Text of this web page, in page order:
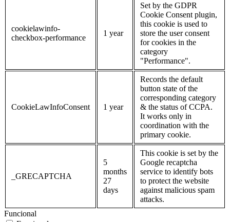
cookielawinfo-
checkbox-performance
1 year
Set by the GDPR
Cookie Consent plugin,
this cookie is used to
store the user consent
for cookies in the
category
"Performance".
CookieLawInfoConsent 1 year
Records the default
button state of the
corresponding category
& the status of CCPA.
It works only in
coordination with the
primary cookie.
_GRECAPTCHA
5
months
27
days
This cookie is set by the
Google recaptcha
service to identify bots
to protect the website
against malicious spam
attacks.
Funcional